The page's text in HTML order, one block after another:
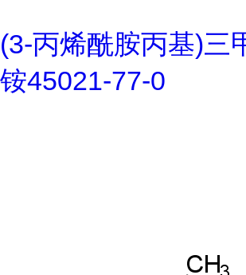
(3-丙烯酰胺丙基)三
铵45021-77-0